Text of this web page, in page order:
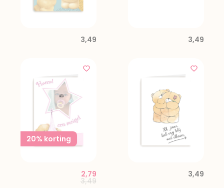
3,49 3,49
20% korting
Price reduced from
3,49to
2,79 3,49